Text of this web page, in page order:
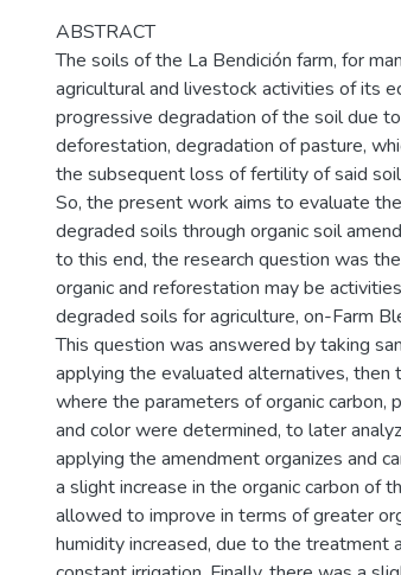
ABSTRACT
The soils of the La Bendición farm, for
agricultural and livestock activities of its
progressive degradation of the soil due
deforestation, degradation of pasture,
the subsequent loss of fertility of said
So, the present work aims to evaluate
degraded soils through organic soil
to this end, the research question was
organic and reforestation may be
degraded soils for agriculture, on-Farm
This question was answered by taking
applying the evaluated alternatives,
where the parameters of organic carbon,
and color were determined, to later
applying the amendment organizes and
a slight increase in the organic carbon of
allowed to improve in terms of greater
humidity increased, due to the treatment